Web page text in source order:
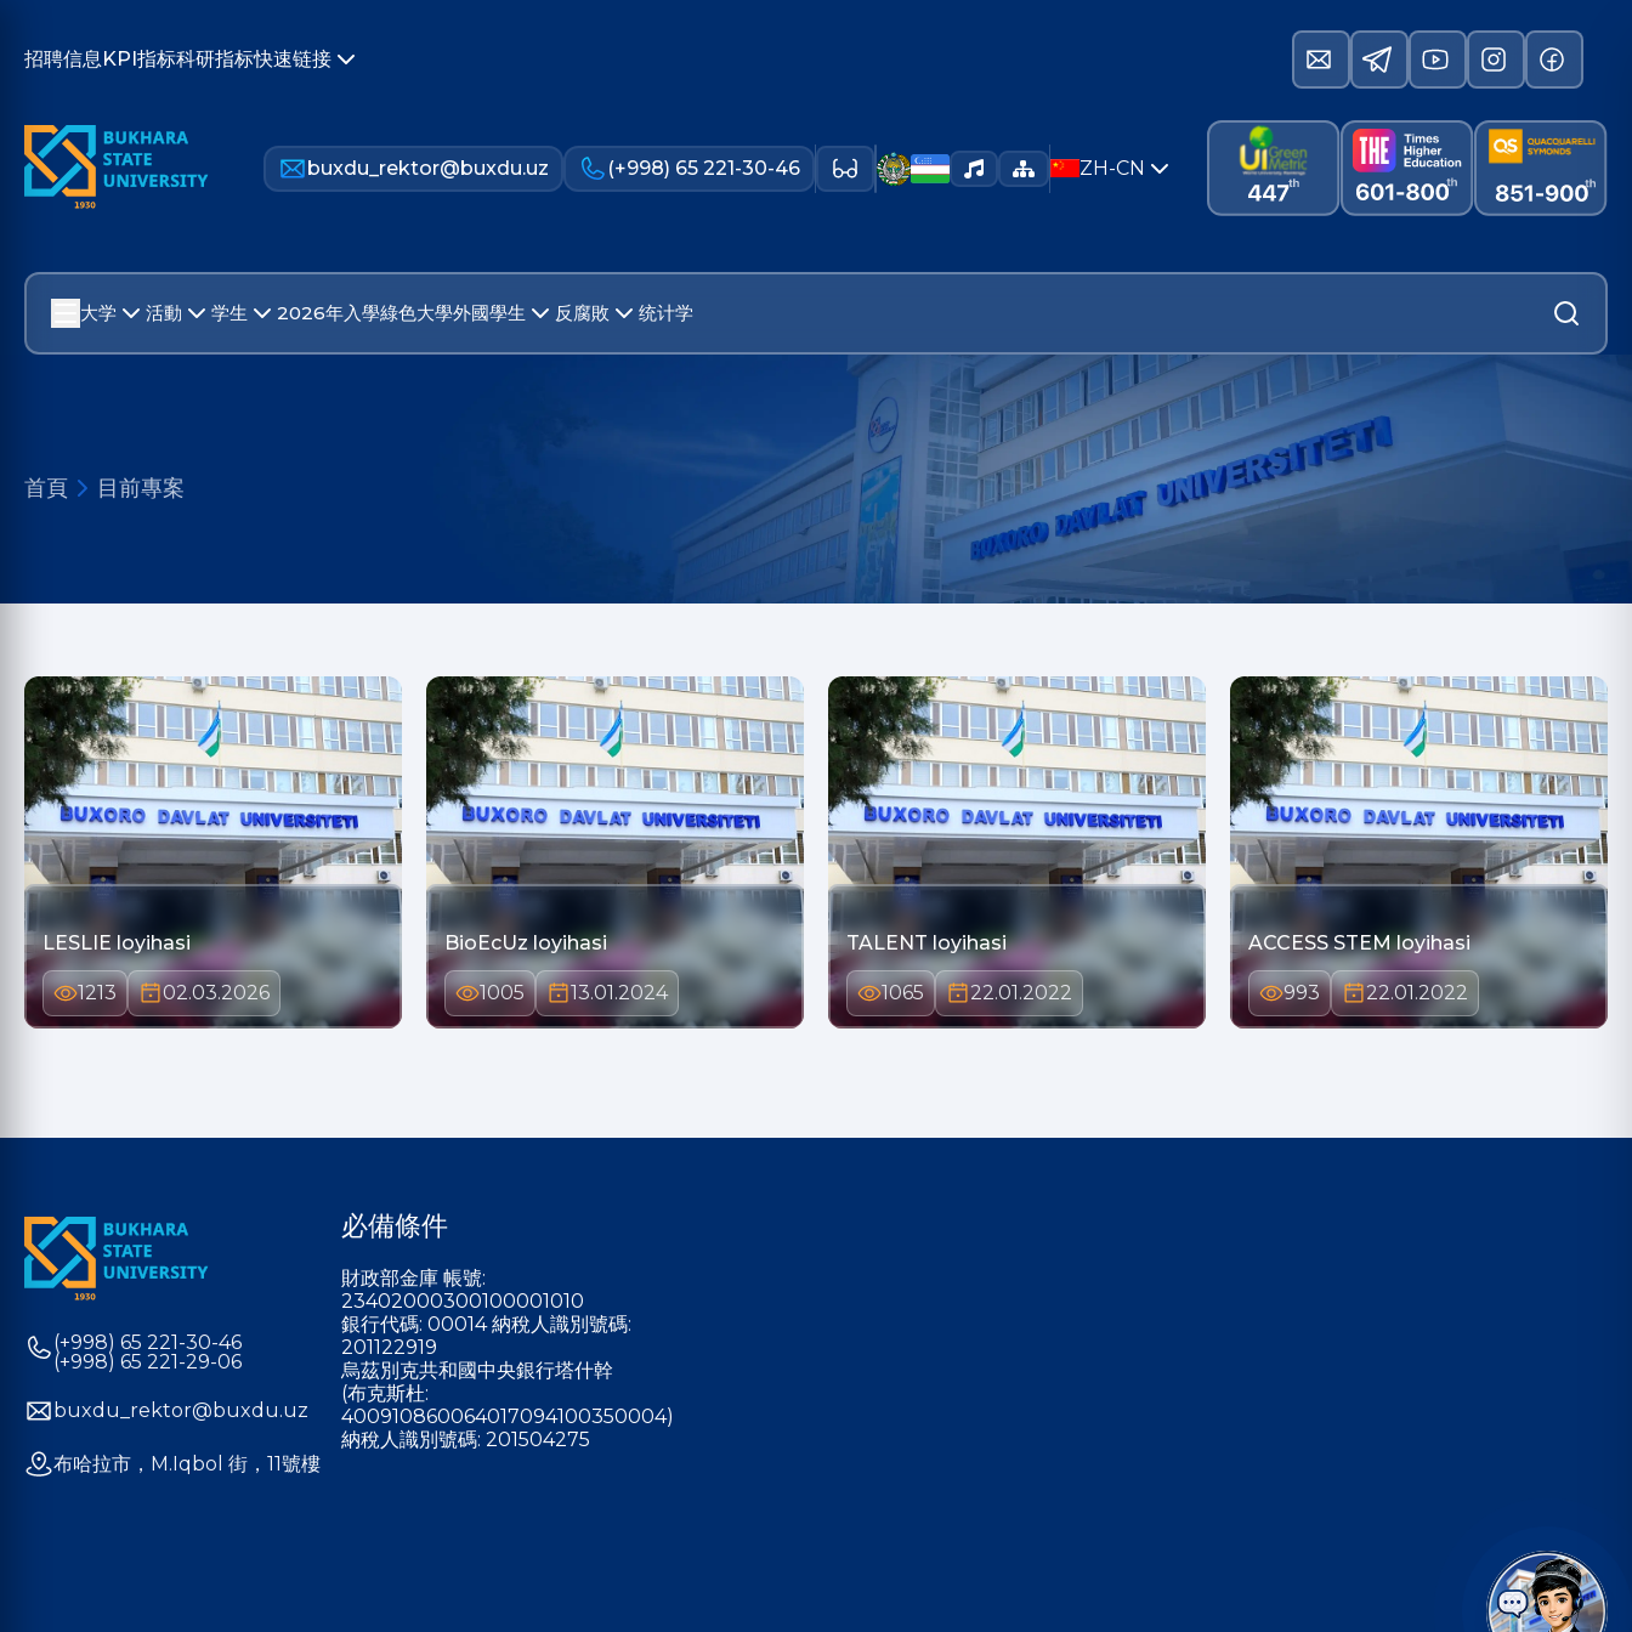
招聘信息KPI指标科研指标快速链接
buxdu_rektor@buxdu.uz (+998) 65 221-30-46 ZH-CN
大学 活動 学生 2026年入學綠色大學外國學生 反腐敗 统计学
首頁 目前專案
LESLIE loyihasi
1213 02.03.2026
BioEcUz loyihasi
1005 13.01.2024
TALENT loyihasi
1065 22.01.2022
ACCESS STEM loyihasi
993 22.01.2022
(+998) 65 221-30-46
(+998) 65 221-29-06
buxdu_rektor@buxdu.uz
布哈拉市，M.Iqbol 街，11號樓
必備條件
財政部金庫 帳號:
23402000300100001010
銀行代碼: 00014 納稅人識別號碼:
201122919
烏茲別克共和國中央銀行塔什幹
(布克斯杜:
400910860064017094100350004)
納稅人識別號碼: 201504275